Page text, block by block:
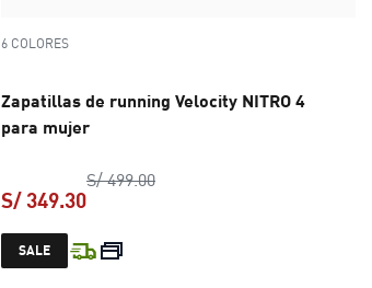
6 COLORES
Zapatillas de running Velocity NITRO 4
para mujer
S/ 499.00precio original S/ 499.00
S/ 349.30
precio actual S/ 349.30
SALE